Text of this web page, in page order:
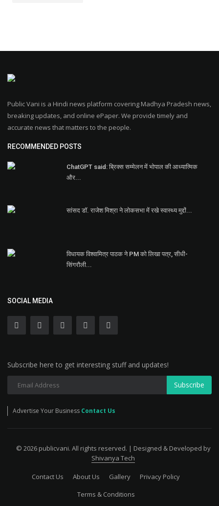
Public Vani is a Hindi news platform covering Madhya Pradesh news,
breaking updates, and online ePaper. We provide timely and
accurate news that matters to the people.
RECOMMENDED POSTS
ChatGPT said: ब्रिक्स सम्मेलन में भोपाल की आध्यात्मिक
और...
सांसद डॉ. राजेश मिश्रा ने लोकसभा में रखे स्वास्थ्य मुद्दों...
विधायक विश्वामित्र पाठक ने PM को लिखा पत्र, सीधी-
सिंगरौली...
SOCIAL MEDIA
Subscribe here to get interesting stuff and updates!
Subscribe
Advertise Your Business Contact Us
© 2026 publicvani. All rights reserved. | Designed & Developed by
Shivanya Tech
Contact Us About Us Gallery
Privacy Policy
Terms & Conditions